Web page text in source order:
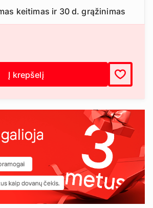
keitimas ir 30 d. grąžinimas
Į krepšelį